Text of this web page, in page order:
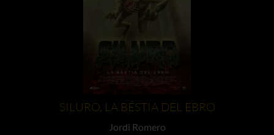
SILURO, LA BÉSTIA DEL EBRO
Jordi Romero